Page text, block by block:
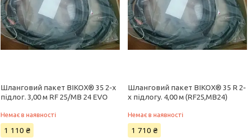
Шланговий пакет BIKOX® 35 2-x
підлог. 3,00 м RF 25/MB 24 EVO
Немає в наявності
1 110 ₴
Шланговий пакет BIKOX® 35 R 2-
x підлогу. 4,00 м (RF25,MB24)
Немає в наявності
1 710 ₴